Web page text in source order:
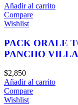
Añadir al carrito
Compare
Wishlist
PACK ORALE
PANCHO VILLA
$2,850
Añadir al carrito
Compare
Wishlist